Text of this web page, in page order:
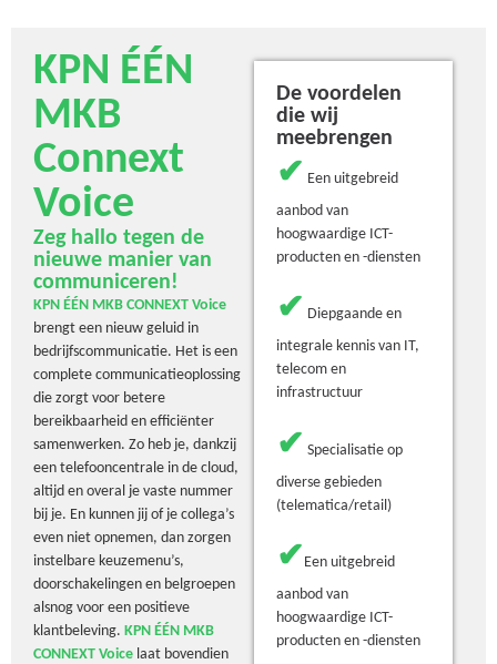
KPN ÉÉN
MKB
Connext
Voice
Zeg hallo tegen de
nieuwe manier van
communiceren!
KPN ÉÉN MKB CONNEXT Voice
brengt een nieuw geluid in
bedrijfscommunicatie. Het is een
complete communicatieoplossing
die zorgt voor betere
bereikbaarheid en efficiënter
samenwerken. Zo heb je, dankzij
een telefooncentrale in de cloud,
altijd en overal je vaste nummer
bij je. En kunnen jij of je collega’s
even niet opnemen, dan zorgen
instelbare keuzemenu’s,
doorschakelingen en belgroepen
alsnog voor een positieve
klantbeleving. KPN ÉÉN MKB
CONNEXT Voice laat bovendien
De voordelen
die wij
meebrengen
✔ Een uitgebreid
aanbod van
hoogwaardige ICT-
producten en -diensten
✔ Diepgaande en
integrale kennis van IT,
telecom en
infrastructuur
✔ Specialisatie op
diverse gebieden
(telematica/retail)
✔ Een uitgebreid
aanbod van
hoogwaardige ICT-
producten en -diensten